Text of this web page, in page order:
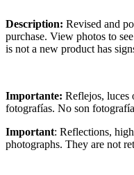
Description: Revised and
purchase. View photos to
is not a new product has
Importante: Reflejos, luces
fotografías. No son
Important: Reflections,
photographs. They are not